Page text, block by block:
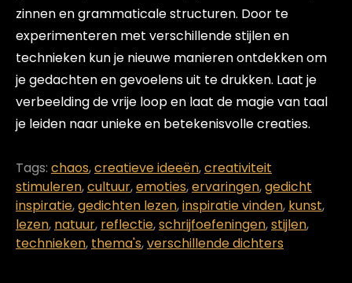
zinnen en grammaticale structuren. Door te
experimenteren met verschillende stijlen en
technieken kun je nieuwe manieren ontdekken om
je gedachten en gevoelens uit te drukken. Laat je
verbeelding de vrije loop en laat de magie van taal
je leiden naar unieke en betekenisvolle creaties.
Tags: chaos,creatieve ideeën,creativiteit
stimuleren,cultuur,emoties,ervaringen,gedicht
inspiratie,gedichten lezen,inspiratie vinden, kunst,
lezen, natuur, reflectie,schrijfoefeningen,stijlen,
technieken, thema's,verschillende dichters